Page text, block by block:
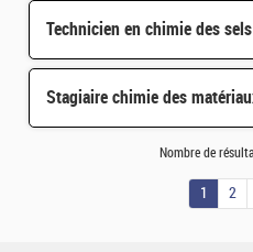
Technicien en chimie des
Stagiaire chimie des
Nombre de
1 2